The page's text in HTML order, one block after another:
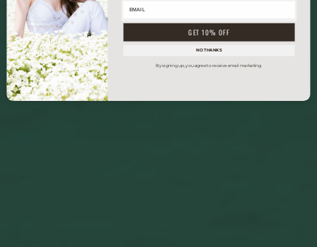
GET 10% OFF
NO THANKS
By signing up, you agree to receive email marketing.